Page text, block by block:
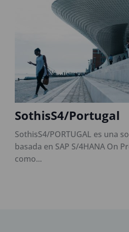
SothisS4/Portugal
SothisS4/PORTUGAL es una
basada en SAP S/4HANA On
como...